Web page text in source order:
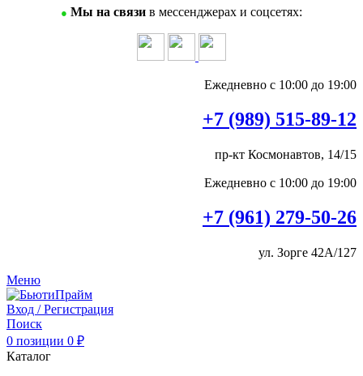
● Мы на связи в мессенджерах и соцсетях:
Ежедневно с 10:00 до 19:00
+7 (989) 515-89-12
пр-кт Космонавтов, 14/15
Ежедневно с 10:00 до 19:00
+7 (961) 279-50-26
ул. Зорге 42А/127
Меню
Вход / Регистрация
Поиск
0 позиции 0 ₽
Каталог